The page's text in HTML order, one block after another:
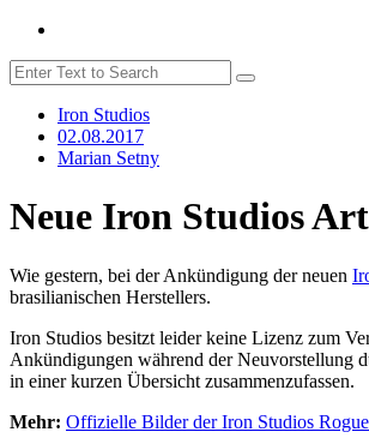
Iron Studios
02.08.2017
Marian Setny
Neue Iron Studios
Wie gestern, bei der Ankündigung der neuen
brasilianischen Herstellers.
Iron Studios besitzt leider keine Lizenz zum
Ankündigungen während der Neuvorstellung
in einer kurzen Übersicht zusammenzufassen.
Mehr: Offizielle Bilder der Iron Studios